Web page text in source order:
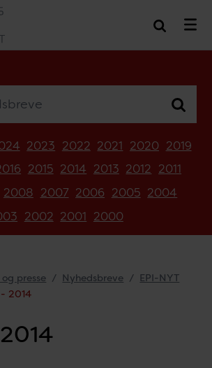
2023 2022 2021 2020 2019
2015 2014 2013 2012 2011
2008 2007 2006 2005 2004
2002 2001 2000
presse Nyhedsbreve
EPI-NYT
2014